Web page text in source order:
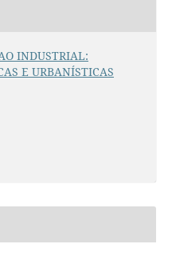
INDUSTRIAL:
E URBANÍSTICAS